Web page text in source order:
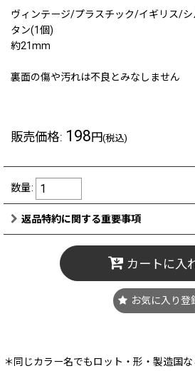
ヴィンテージ/プラスチック/イギリス/
タン(1個)
約21mm
裏面の傷や汚れは不良とみなしません
販売価格: 198円(税込)
数量:
返品特約に関する重要事項
カートに入
お気に入り登
＊同じカラー名でもロット・形・製造国